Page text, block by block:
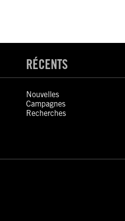
RÉCENTS
Nouvelles
Campagnes
Recherches